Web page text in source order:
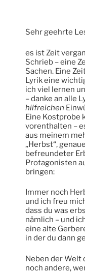
Sehr geehrte
es ist Zeit
Schrieb – eine
Sachen. Eine
Lyrik eine
ich viel lernen
– danke an alle
hilfreichen
Eine Kostprobe
vorenthalten –
aus meinem
„Herbst“,
befreundeter
Protagonisten
bringen:
Immer noch
und ich freu
dass du was
nämlich – und
eine alte
in der du dann
Neben der Welt
noch andere,